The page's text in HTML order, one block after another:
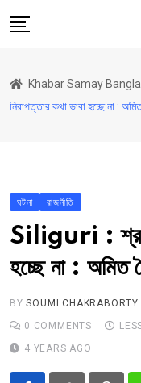
to
উত্তরবঙ্গ
আরও কিছু
Contact
Khabar Samay Bangla
নিরাপত্তার কথা ভাবা হচ্ছে না :
ঘটনা রাজনীতি
Siliguri :
হচ্ছে না : অমিত
BYSOUMI CHAKRABORTY
0 COMMENTS
4 YEARS AGO